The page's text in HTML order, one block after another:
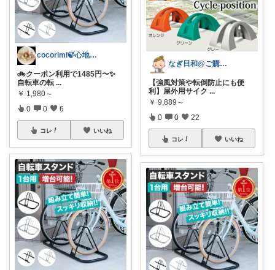
cocorimi🍃心地よい暮らし
🚲クーポン利用で1485円〜✨
自転車の転 ...
￥ 1,980～
0 0 6
コレ いいね
なぎ日和@ご購入に心から感謝致します。
【強風対策や転倒防止にも便
利】屋外用サイク ...
￥ 9,889～
0 0 22
コレ いいね